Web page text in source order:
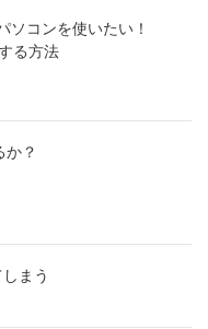
ソコンを使いたい！
る方法
か？
まう